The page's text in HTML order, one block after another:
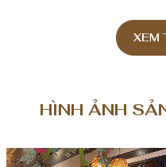
XEM
HÌNH ẢNH